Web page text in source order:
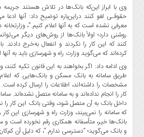
وی با ابراز این‌که بانک‌ها در تلاش هستند جریمه
حقوقـی لغو کنند دراین‌باره توضیح داد: آنها ادعا
معرفی نشده است که به آنها اعلام کنیم.”،
روشنی دارد؛ اولاً بانک‌ها از روش‌های دیگر
کنند که این کار را نکردند و انفعال به‌خرج دادند.
کرده‌اند که می‌گوید وزارت راه و شهرسازی باید به
وی ادامه داد:‌ اگر بخواهند به این قانون تکیه کنند،‌
طریق سامانه به بانک مسکن و بانک‌هایی که
مشخصات را داشته‌اند، اطلاعات را ارسال کرده
کار را انجام نداده‌اند و به سامانه متصل نشده‌اند.
داخل بانک به آن متصل شود، وقتی بانک این کار
که سامانه را نمی‌بیند، وزارت راه و شهرسازی این کار
بانک‌ها خیر، متأسفانه همکاری رقم نخورده است و
و بانک می‌گوید؛ “دسترسی ندارم.”، که دلیل آن